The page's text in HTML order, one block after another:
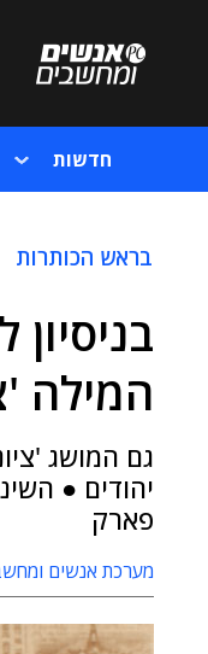
חדשות
בראש הכותרות
המילה
גם המושג
יהודים ●
פארק
מערכת אנשים